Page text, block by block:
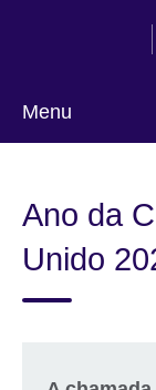
Menu
language
Ano da
Unido